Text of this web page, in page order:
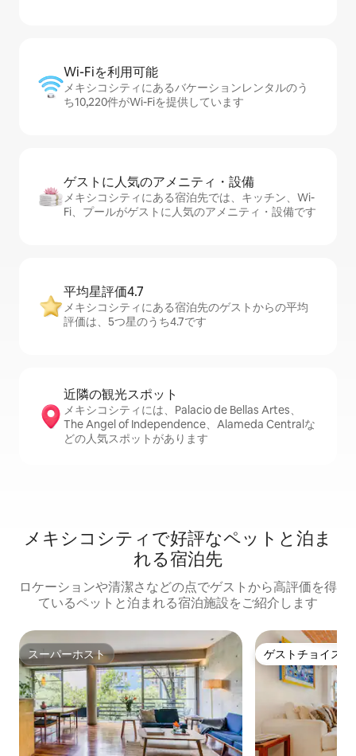
Wi-Fiを利⁠用⁠可⁠能
メキシコシティにあるバケーションレンタルのう
ち10,220件がWi-Fiを提供しています
ゲストに人⁠気⁠のア⁠メ⁠ニ⁠テ⁠ィ・設⁠備
メキシコシティにある宿泊先では、キッチン、Wi-
Fi、プールがゲストに人気のアメニティ・設備です
平均星評価4.7
メキシコシティにある宿泊先のゲストからの平均
評価は、5つ星のうち4.7です
近隣の観光ス⁠ポ⁠ッ⁠ト
メキシコシティには、Palacio de Bellas Artes、
The Angel of Independence、Alameda Centralな
どの人気スポットがあります
メキシコシティで好評なペットと泊ま
れる宿泊先
ロケーションや清潔さなどの点でゲストから高評価を得
ているペットと泊まれる宿泊施設をご紹介します
スーパーホスト
スーパーホスト ゲストチョイス
ゲストチョイス